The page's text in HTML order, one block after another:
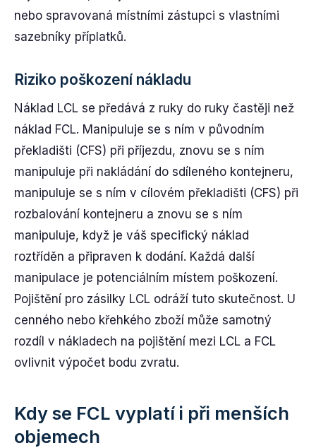
nebo spravovaná místními zástupci s vlastními
sazebníky příplatků.
Riziko poškození nákladu
Náklad LCL se předává z ruky do ruky častěji než
náklad FCL. Manipuluje se s ním v původním
překladišti (CFS) při příjezdu, znovu se s ním
manipuluje při nakládání do sdíleného kontejneru,
manipuluje se s ním v cílovém překladišti (CFS) při
rozbalování kontejneru a znovu se s ním
manipuluje, když je váš specifický náklad
roztříděn a připraven k dodání. Každá další
manipulace je potenciálním místem poškození.
Pojištění pro zásilky LCL odráží tuto skutečnost. U
cenného nebo křehkého zboží může samotný
rozdíl v nákladech na pojištění mezi LCL a FCL
ovlivnit výpočet bodu zvratu.
Kdy se FCL vyplatí i při menších
objemech